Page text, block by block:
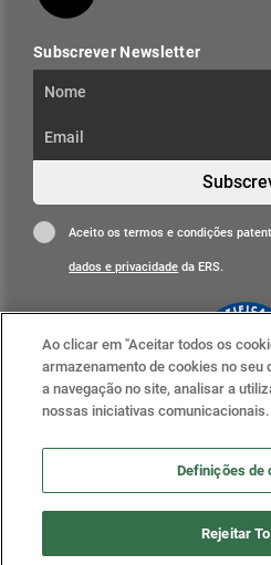
Subscrever Newsletter
Aceito os termos e condições
dados e privacidade da ERS.
Clique para mais
ERS nas redes sociais
Ao clicar em "Aceitar todos os
armazenamento de cookies no seu
a navegação no site, analisar a
nossas iniciativas comunicacionais.
Definições de
Rejeitar